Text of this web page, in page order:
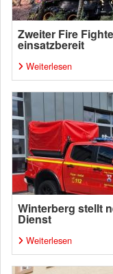
Zweiter Fire
einsatzbereit
Weiterlesen
Winterberg stellt
Dienst
Weiterlesen